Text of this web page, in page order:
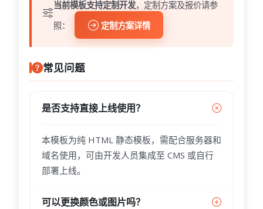
当前模板支持定制开发，定制方案及报价请参
照：
定制方案详情
常见问题
是否支持直接上线使用？
本模板为纯 HTML 静态模板，需配合服务器和
域名使用，可由开发人员集成至 CMS 或自行
部署上线。
可以更换颜色或图片吗？